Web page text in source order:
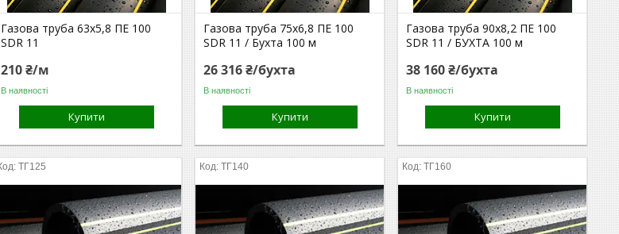
Газова труба 63х5,8 ПЕ 100
SDR 11
210 ₴/м
В наявності
Купити
Газова труба 75х6,8 ПЕ 100
SDR 11 / Бухта 100 м
26 316 ₴/бухта
В наявності
Купити
Газова труба 90х8,2 ПЕ 100
SDR 11 / БУХТА 100 м
38 160 ₴/бухта
В наявності
Купити
ТГ125 ТГ140 ТГ160